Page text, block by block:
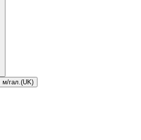
м/гал.(UK)